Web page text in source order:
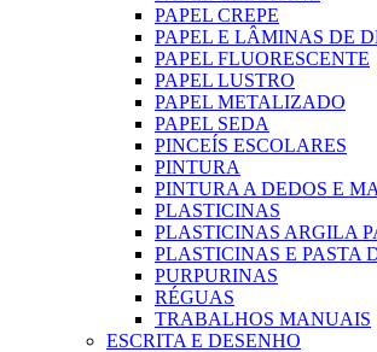
PAPEL CREPE
PAPEL E LÂMINAS DE
PAPEL FLUORESCENTE
PAPEL LUSTRO
PAPEL METALIZADO
PAPEL SEDA
PINCEÍS ESCOLARES
PINTURA
PINTURA A DEDOS E
PLASTICINAS
PLASTICINAS ARGILA
PLASTICINAS E PASTA
PURPURINAS
RÉGUAS
TRABALHOS MANUAIS
ESCRITA E DESENHO